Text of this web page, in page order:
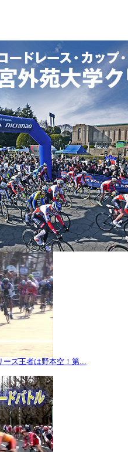
ズ王者は野本空！第...